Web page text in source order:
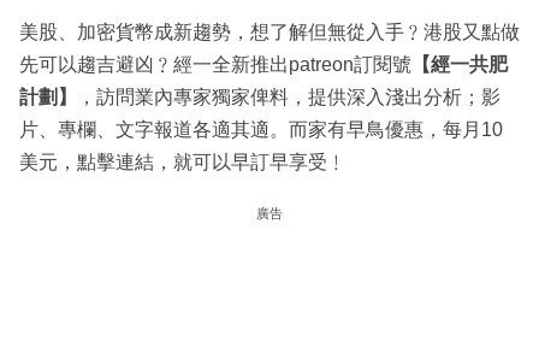
美股、加密貨幣成新趨勢，想了解但無從入手﹖港股又點做
先可以趨吉避凶﹖經一全新推出patreon訂閱號 【經一共肥
計劃】
，訪問業內專家獨家俾料，提供深入淺出分析；影
片、專欄、文字報道各適其適。而家有早鳥優惠，每月10
美元，點擊連結，就可以早訂早享受﹗
廣告